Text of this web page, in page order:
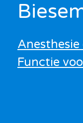
Functie